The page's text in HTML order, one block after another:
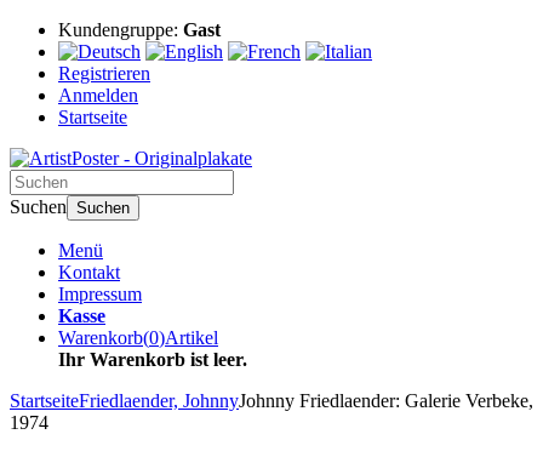
Kundengruppe: Gast
Registrieren
Anmelden
Startseite
Suchen Suchen
Menü
Kontakt
Impressum
Kasse
Warenkorb(0)Artikel
Ihr Warenkorb ist leer.
StartseiteFriedlaender, JohnnyJohnny Friedlaender: Galerie Verbeke,
1974